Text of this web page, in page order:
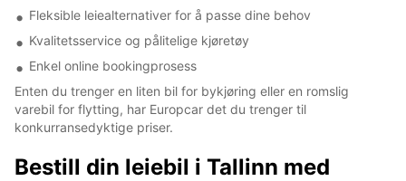
Fleksible leiealternativer for å passe dine behov
Kvalitetsservice og pålitelige kjøretøy
Enkel online bookingprosess
Enten du trenger en liten bil for bykjøring eller en romslig
varebil for flytting, har Europcar det du trenger til
konkurransedyktige priser.
Bestill din leiebil i Tallinn med